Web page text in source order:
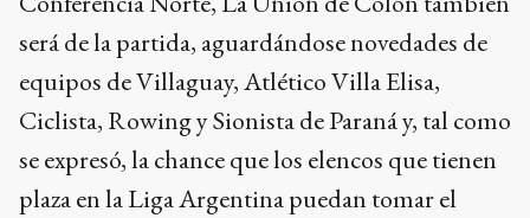
será de la partida, aguardándose novedades de
equipos de Villaguay, Atlético Villa Elisa,
Ciclista, Rowing y Sionista de Paraná y, tal como
se expresó, la chance que los elencos que tienen
plaza en la Liga Argentina puedan tomar el